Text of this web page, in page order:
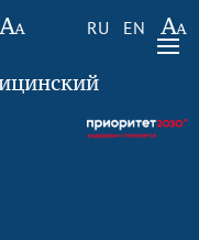
RU EN